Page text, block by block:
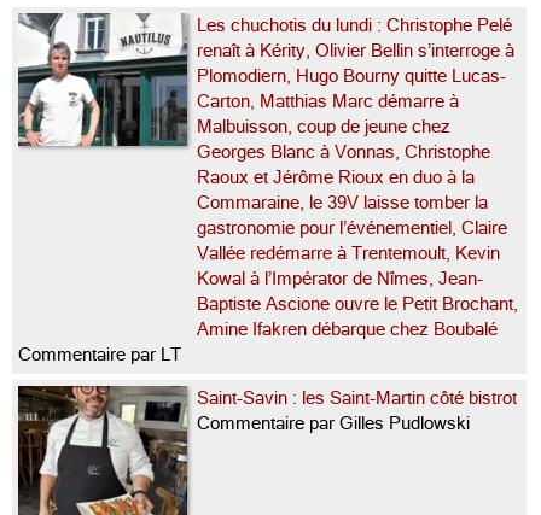
Les chuchotis du lundi : Christophe Pelé
renaît à Kérity, Olivier Bellin s’interroge à
Plomodiern, Hugo Bourny quitte Lucas-
Carton, Matthias Marc démarre à
Malbuisson, coup de jeune chez
Georges Blanc à Vonnas, Christophe
Raoux et Jérôme Rioux en duo à la
Commaraine, le 39V laisse tomber la
gastronomie pour l’événementiel, Claire
Vallée redémarre à Trentemoult, Kevin
Kowal à l’Impérator de Nîmes, Jean-
Baptiste Ascione ouvre le Petit Brochant,
Amine Ifakren débarque chez Boubalé
Commentaire par LT
Saint-Savin : les Saint-Martin côté bistrot
Commentaire par Gilles Pudlowski